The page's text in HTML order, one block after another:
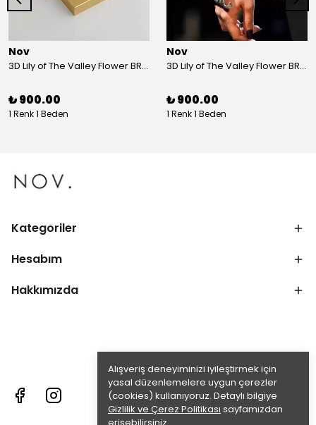
Alışveriş deneyiminizi iyileştirmek için
yasal düzenlemelere uygun çerezler
(cookies) kullanıyoruz. Detaylı bilgiye
Gizlilik ve Çerez Politikası sayfamızdan
Nov
3D Lily of The Valley Flower BRACELET G
₺ 900.00
1 Renk 1 Beden
Nov
3D Lily of The Valley Flower BRACELET S
₺ 900.00
1 Renk 1 Beden
Kategoriler
Hesabım
Hakkımızda